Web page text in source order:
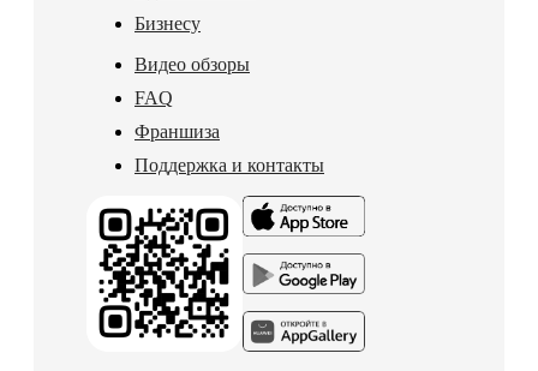
Бизнесу
Видео обзоры
FAQ
Франшиза
Поддержка и контакты